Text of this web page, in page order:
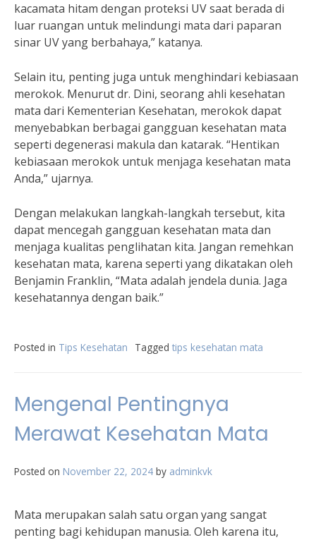
kacamata hitam dengan proteksi UV saat berada di
luar ruangan untuk melindungi mata dari paparan
sinar UV yang berbahaya,” katanya.
Selain itu, penting juga untuk menghindari kebiasaan
merokok. Menurut dr. Dini, seorang ahli kesehatan
mata dari Kementerian Kesehatan, merokok dapat
menyebabkan berbagai gangguan kesehatan mata
seperti degenerasi makula dan katarak. “Hentikan
kebiasaan merokok untuk menjaga kesehatan mata
Anda,” ujarnya.
Dengan melakukan langkah-langkah tersebut, kita
dapat mencegah gangguan kesehatan mata dan
menjaga kualitas penglihatan kita. Jangan remehkan
kesehatan mata, karena seperti yang dikatakan oleh
Benjamin Franklin, “Mata adalah jendela dunia. Jaga
kesehatannya dengan baik.”
Posted in Tips Kesehatan Tagged tips kesehatan mata
Mengenal Pentingnya
Merawat Kesehatan Mata
Posted on November 22, 2024 by adminkvk
Mata merupakan salah satu organ yang sangat
penting bagi kehidupan manusia. Oleh karena itu,